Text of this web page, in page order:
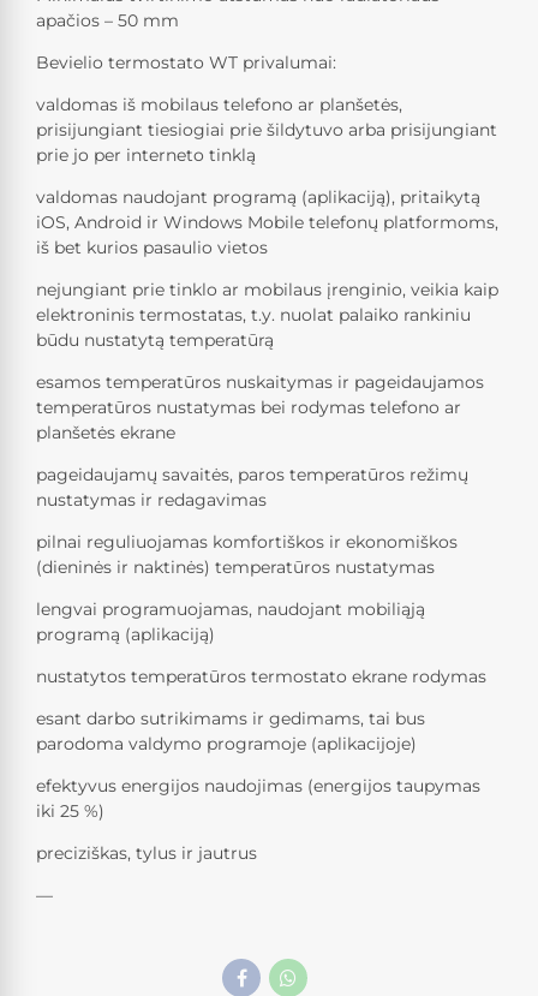
apačios – 50 mm
Bevielio termostato WT privalumai:
valdomas iš mobilaus telefono ar planšetės,
prisijungiant tiesiogiai prie šildytuvo arba prisijungiant
prie jo per interneto tinklą
valdomas naudojant programą (aplikaciją), pritaikytą
iOS, Android ir Windows Mobile telefonų platformoms,
iš bet kurios pasaulio vietos
nejungiant prie tinklo ar mobilaus įrenginio, veikia kaip
elektroninis termostatas, t.y. nuolat palaiko rankiniu
būdu nustatytą temperatūrą
esamos temperatūros nuskaitymas ir pageidaujamos
temperatūros nustatymas bei rodymas telefono ar
planšetės ekrane
pageidaujamų savaitės, paros temperatūros režimų
nustatymas ir redagavimas
pilnai reguliuojamas komfortiškos ir ekonomiškos
(dieninės ir naktinės) temperatūros nustatymas
lengvai programuojamas, naudojant mobiliąją
programą (aplikaciją)
nustatytos temperatūros termostato ekrane rodymas
esant darbo sutrikimams ir gedimams, tai bus
parodoma valdymo programoje (aplikacijoje)
efektyvus energijos naudojimas (energijos taupymas
iki 25 %)
preciziškas, tylus ir jautrus
—